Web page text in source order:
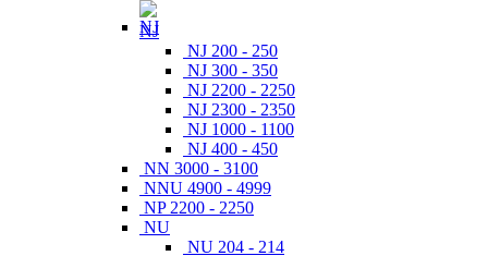
NJ
NJ 200 - 250
NJ 300 - 350
NJ 2200 - 2250
NJ 2300 - 2350
NJ 1000 - 1100
NJ 400 - 450
NN 3000 - 3100
NNU 4900 - 4999
NP 2200 - 2250
NU
NU 204 - 214